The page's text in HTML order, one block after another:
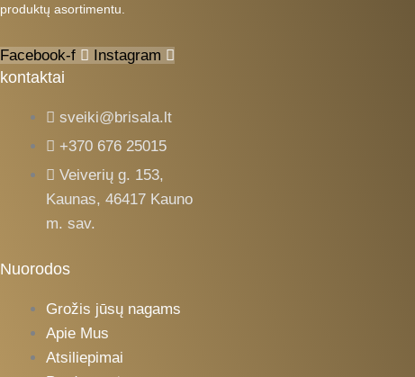
produktų asortimentu.
Facebook-f Instagram
kontaktai
sveiki@brisala.lt
+370 676 25015
Veiverių g. 153,
Kaunas, 46417 Kauno
m. sav.
Nuorodos
Grožis jūsų nagams
Apie Mus
Atsiliepimai